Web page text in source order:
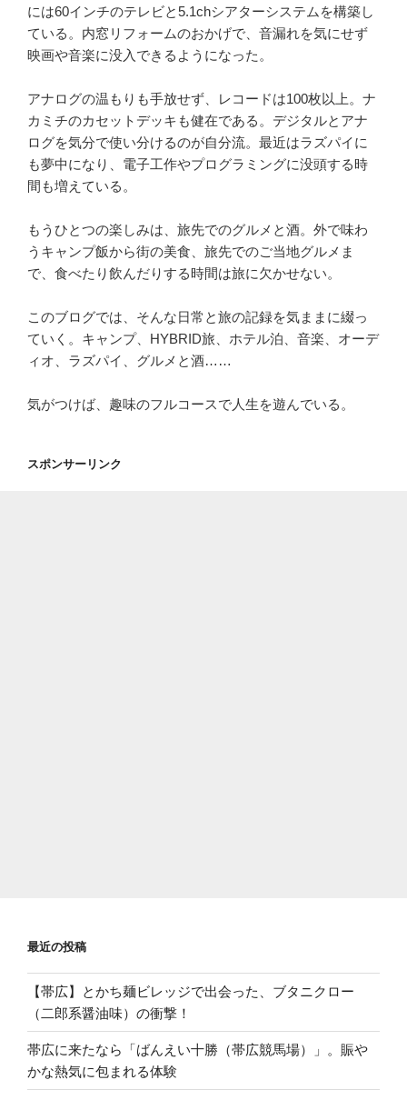
には60インチのテレビと5.1chシアターシステムを構築し
ている。内窓リフォームのおかげで、音漏れを気にせず
映画や音楽に没入できるようになった。
アナログの温もりも手放せず、レコードは100枚以上。ナ
カミチのカセットデッキも健在である。デジタルとアナ
ログを気分で使い分けるのが自分流。最近はラズパイに
も夢中になり、電子工作やプログラミングに没頭する時
間も増えている。
もうひとつの楽しみは、旅先でのグルメと酒。外で味わ
うキャンプ飯から街の美食、旅先でのご当地グルメま
で、食べたり飲んだりする時間は旅に欠かせない。
このブログでは、そんな日常と旅の記録を気ままに綴っ
ていく。キャンプ、HYBRID旅、ホテル泊、音楽、オーデ
ィオ、ラズパイ、グルメと酒……
気がつけば、趣味のフルコースで人生を遊んでいる。
スポンサーリンク
最近の投稿
【帯広】とかち麺ビレッジで出会った、ブタニクロー
（二郎系醤油味）の衝撃！
帯広に来たなら「ばんえい十勝（帯広競馬場）」。賑や
かな熱気に包まれる体験